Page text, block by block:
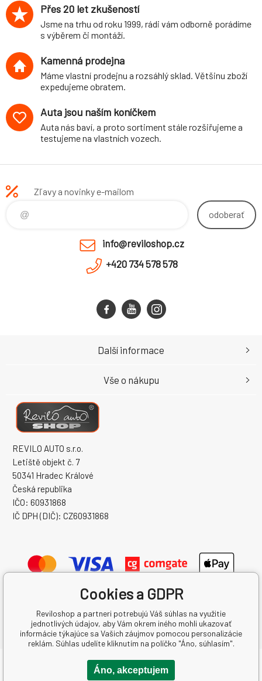
Přes 20 let zkušeností
Jsme na trhu od roku 1999, rádi vám odborně porádíme
s výběrem či montáží.
Kamenná prodejna
Máme vlastní prodejnu a rozsáhlý sklad. Většinu zboží
expedujeme obratem.
Auta jsou naším koníčkem
Auta nás baví, a proto sortiment stále rozšiřujeme a
testujeme na vlastních vozech.
Zľavy a novinky e-mailom
odoberať
info@reviloshop.cz
+420 734 578 578
REVILO AUTO s.r.o.
Letiště objekt č. 7
50341 Hradec Králové
Česká republika
IČO: 60931868
IČ DPH (DIČ): CZ60931868
Další informace
Vše o nákupu
Copyright © 2026 REVILO AUTO s.r.o.
Cookies a GDPR
Reviloshop a partneri potrebujú Váš súhlas na využitie
jednotlivých údajov, aby Vám okrem iného mohli ukazovať
informácie týkajúce sa Vašich záujmov pomocou personalizácie
reklám. Súhlas udelíte kliknutím na políčko "Áno, súhlasím".
Áno, akceptujem